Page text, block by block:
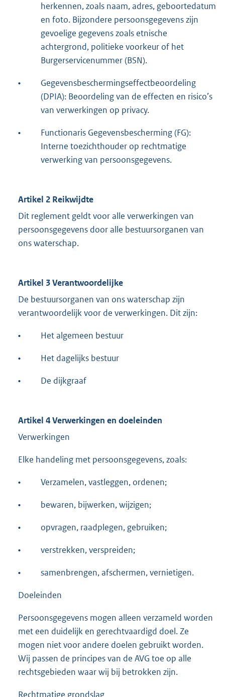
herkennen, zoals naam, adres, geboortedatum
en foto. Bijzondere persoonsgegevens zijn
gevoelige gegevens zoals etnische
achtergrond, politieke voorkeur of het
Burgerservicenummer (BSN).
•
Gegevensbeschermingseffectbeoordeling
(DPIA): Beoordeling van de effecten en risico’s
van verwerkingen op privacy.
•
Functionaris Gegevensbescherming (FG):
Interne toezichthouder op rechtmatige
verwerking van persoonsgegevens.
Artikel 2 Reikwijdte
Dit reglement geldt voor alle verwerkingen van
persoonsgegevens door alle bestuursorganen van
ons waterschap.
Artikel 3 Verantwoordelijke
De bestuursorganen van ons waterschap zijn
verantwoordelijk voor de verwerkingen. Dit zijn:
• Het algemeen bestuur
• Het dagelijks bestuur
• De dijkgraaf
Artikel 4 Verwerkingen en doeleinden
Verwerkingen
Elke handeling met persoonsgegevens, zoals:
• Verzamelen, vastleggen, ordenen;
• bewaren, bijwerken, wijzigen;
• opvragen, raadplegen, gebruiken;
• verstrekken, verspreiden;
• samenbrengen, afschermen, vernietigen.
Doeleinden
Persoonsgegevens mogen alleen verzameld worden
met een duidelijk en gerechtvaardigd doel. Ze
mogen niet voor andere doelen gebruikt worden.
Wij passen de principes van de AVG toe op alle
rechtsgebieden waar wij bij betrokken zijn.
Rechtmatige grondslag